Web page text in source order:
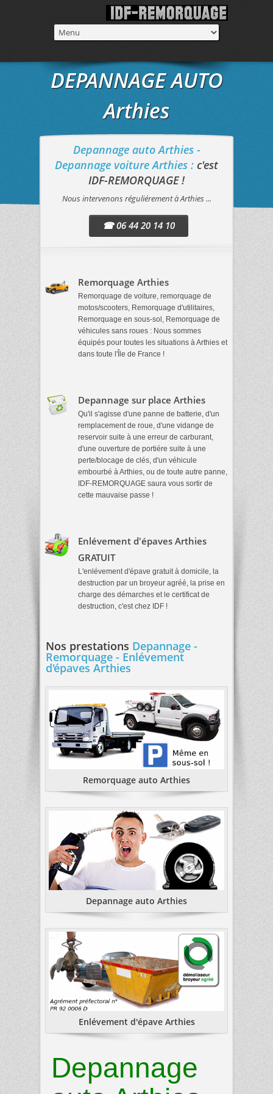
DEPANNAGE AUTO
Arthies
Depannage auto Arthies -
Depannage voiture Arthies : c'est
IDF-REMORQUAGE !
Nous intervenons réguliérement à Arthies ...
☎ 06 44 20 14 10
Remorquage Arthies
Remorquage de voiture, remorquage de
motos/scooters, Remorquage d'utilitaires,
Remorquage en sous-sol, Remorquage de
véhicules sans roues : Nous sommes
équipés pour toutes les situations à Arthies et
dans toute l'Île de France !
Depannage sur place Arthies
Qu'il s'agisse d'une panne de batterie, d'un
remplacement de roue, d'une vidange de
reservoir suite à une erreur de carburant,
d'une ouverture de portiére suite à une
perte/blocage de clés, d'un véhicule
embourbé à Arthies, ou de toute autre panne,
IDF-REMORQUAGE saura vous sortir de
cette mauvaise passe !
Enlévement d'épaves Arthies
GRATUIT
L'enlévement d'épave gratuit à domicile, la
destruction par un broyeur agréé, la prise en
charge des démarches et le certificat de
destruction, c'est chez IDF !
Nos prestations Depannage -
Remorquage - Enlévement
d'épaves Arthies
Remorquage auto Arthies
Depannage auto Arthies
Enlévement d'épave Arthies
Depannage